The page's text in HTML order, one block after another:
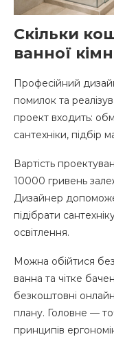
Скільки
ванної
Професійний
помилок та
проект входить:
сантехніки, підбір
Вартість
10000 гривень
Дизайнер допоможе
підібрати
освітлення.
Можна обійтися
ванна та чітке
безкоштовні
плану. Головне —
принципів